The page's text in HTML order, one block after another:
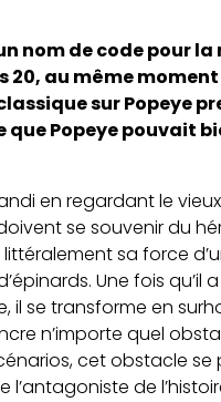
nom de code pour
20, au même
sur Popeye
que Popeye pouvait
en regardant le
se souvenir du
littéralement sa force
Une fois qu’il
il se transforme en
n’importe quel
cet obstacle se
l’antagoniste de